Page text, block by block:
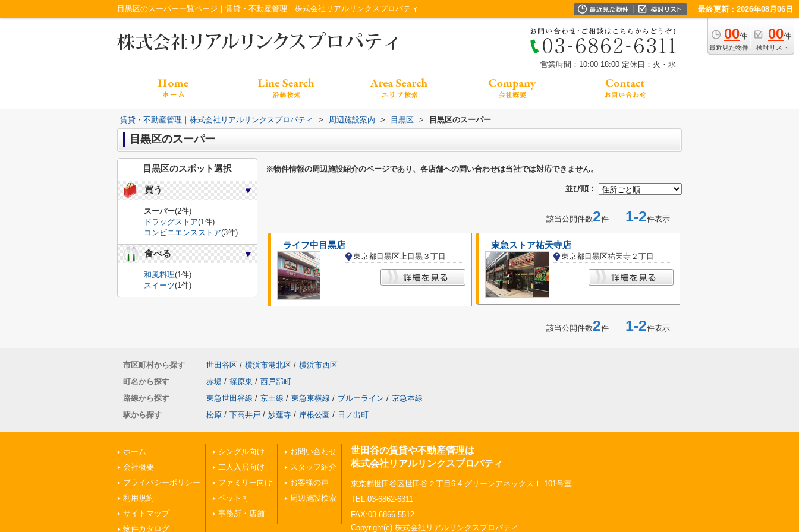
目黒区のスーパー一覧ページ｜賃貸・不動産管理｜株式会社リアルリンクスプロパティ 最終更新：2026年08月06日
00件
最近見た物件
00件
検討リスト
営業時間：10:00-18:00 定休日：火・水
賃貸・不動産管理｜株式会社リアルリンクスプロパティ > 周辺施設案内 > 目黒区 > 目黒区のスーパー
目黒区のスーパー
※物件情報の周辺施設紹介のページであり、各店舗への問い合わせは当社では対応できません。
並び順：
該当公開件数2件 1-2件表示
ライフ中目黒店
東京都目黒区上目黒３丁目
東急ストア祐天寺店
東京都目黒区祐天寺２丁目
該当公開件数2件 1-2件表示
目黒区のスポット選択
買う
スーパー(2件)
ドラッグストア(1件)
コンビニエンスストア(3件)
食べる
和風料理(1件)
スイーツ(1件)
市区町村から探す 世田谷区 / 横浜市港北区 / 横浜市西区
町名から探す
赤堤 / 篠原東 / 西戸部町
路線から探す
東急世田谷線 / 京王線 / 東急東横線 / ブルーライン / 京急本線
駅から探す
松原 / 下高井戸 / 妙蓮寺 / 岸根公園 / 日ノ出町
ホーム
会社概要
プライバシーポリシー
利用規約
サイトマップ
物件カタログ
シングル向け
二人入居向け
ファミリー向け
ペット可
事務所・店舗
お問い合わせ
スタッフ紹介
お客様の声
周辺施設検索
世田谷の賃貸や不動産管理は
株式会社リアルリンクスプロパティ
東京都世田谷区世田谷２丁目6-4 グリーンアネックスⅠ 101号室
TEL:03-6862-6311
FAX:03-6866-5512
Copyright(c) 株式会社リアルリンクスプロパティ